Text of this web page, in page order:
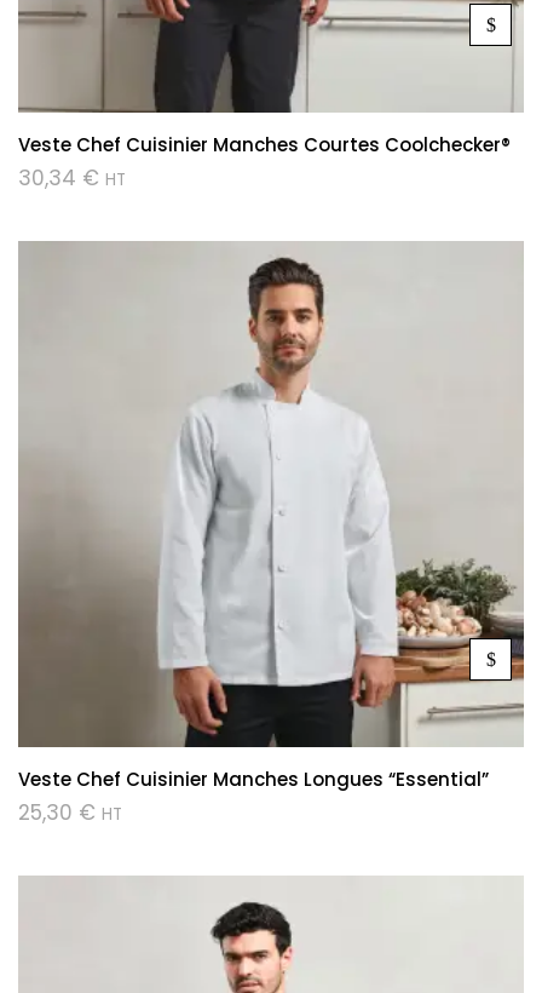
Veste Chef Cuisinier Manches Courtes Coolchecker®
30,34 € HT
Veste Chef Cuisinier Manches Longues “Essential”
25,30 € HT